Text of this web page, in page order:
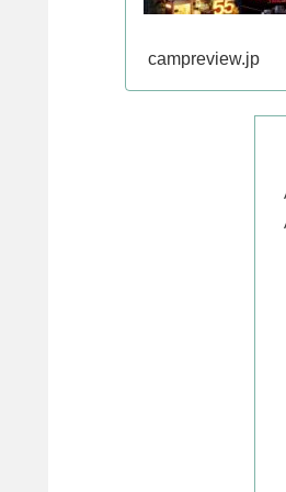
campreview.jp